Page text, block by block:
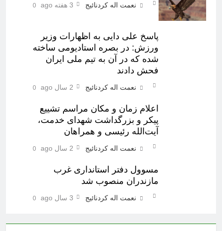
نعمت اله کردنائیج 3 هفته ago 0
پاسخ علی دایی به اظهارات وزیر
ورزش: در بصره استادیومی ساخته
شده که در آن به تیم ملی ایران
فحش دادند
نعمت اله کردنائیج 2 سال ago 0
اعلام زمان و مکان مراسم تشییع
پیکر و بزرگداشت شهدای خدمت،
آیت‌الله رئیسی و همراهان
نعمت اله کردنائیج 2 سال ago 0
مسوول دفتر استانداری غرب
مازندران منصوب شد
نعمت اله کردنائیج 3 سال ago 0